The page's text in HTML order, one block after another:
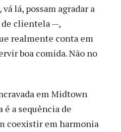
lá, possam agradar a
clientela —,
realmente conta em
boa comida. Não no
em Midtown
é a sequência de
coexistir em harmonia